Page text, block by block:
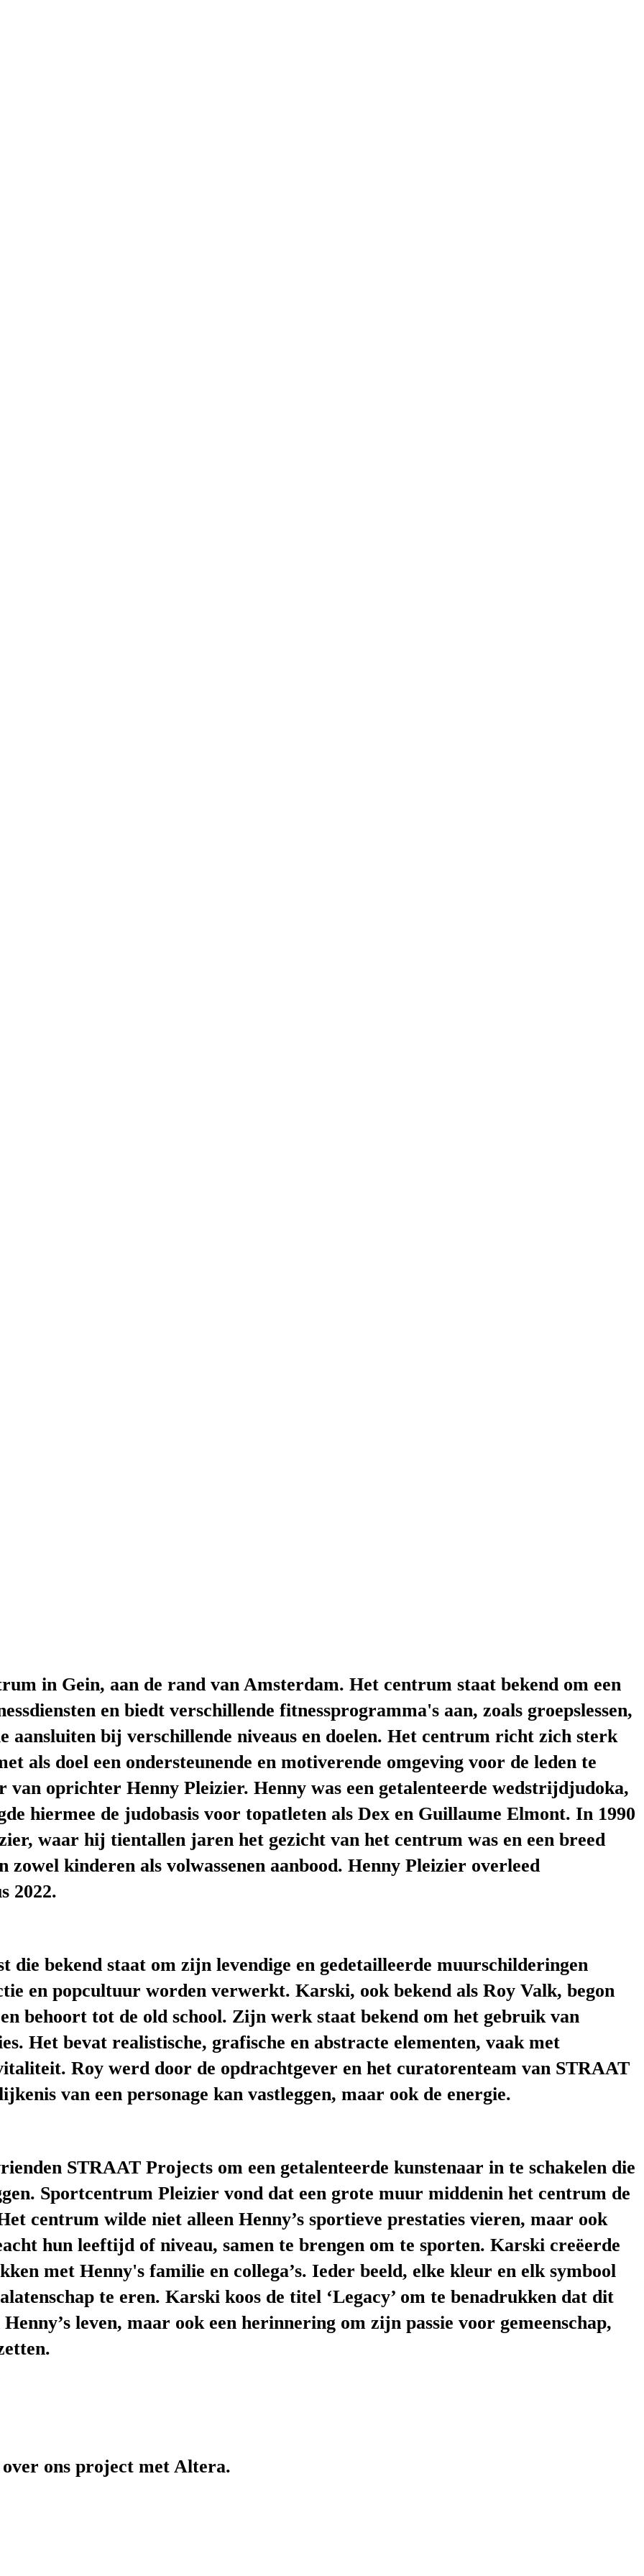
in Gein, aan de rand van Amsterdam. Het centrum staat bekend om een
en biedt verschillende fitnessprogramma's aan, zoals groepslessen,
aansluiten bij verschillende niveaus en doelen. Het centrum richt zich sterk
als doel een ondersteunende en motiverende omgeving voor de leden te
van oprichter Henny Pleizier. Henny was een getalenteerde wedstrijdjudoka,
hiermee de judobasis voor topatleten als Dex en Guillaume Elmont. In 1990
waar hij tientallen jaren het gezicht van het centrum was en een breed
zowel kinderen als volwassenen aanbood. Henny Pleizier overleed
2022.
die bekend staat om zijn levendige en gedetailleerde muurschilderingen
en popcultuur worden verwerkt. Karski, ook bekend als Roy Valk, begon
behoort tot de old school. Zijn werk staat bekend om het gebruik van
Het bevat realistische, grafische en abstracte elementen, vaak met
Roy werd door de opdrachtgever en het curatorenteam van STRAAT
van een personage kan vastleggen, maar ook de energie.
STRAAT Projects om een getalenteerde kunstenaar in te schakelen die
Sportcentrum Pleizier vond dat een grote muur middenin het centrum de
centrum wilde niet alleen Henny’s sportieve prestaties vieren, maar ook
hun leeftijd of niveau, samen te brengen om te sporten. Karski creëerde
met Henny's familie en collega’s. Ieder beeld, elke kleur en elk symbool
te eren. Karski koos de titel ‘Legacy’ om te benadrukken dat dit
leven, maar ook een herinnering om zijn passie voor gemeenschap,
ons project met Altera.